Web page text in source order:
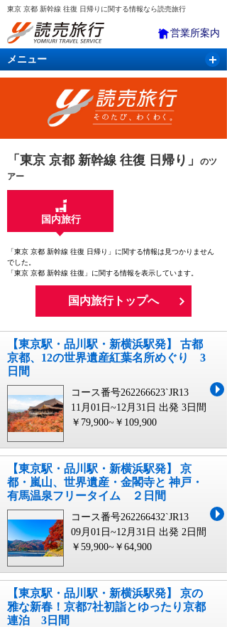
東京 京都 新幹線 往復 日帰りに関する情報なら読売旅行
営業所案内
メニュー
国内旅行 バスツアー 海外旅行
「東京 京都 新幹線 往復 日帰り」
のツ
アー
国内旅行
「東京 京都 新幹線 往復 日帰り」に関する情報は見つかりません
でした。
「東京 京都 新幹線 往復」に関する情報を表示しています。
国内旅行トップへ
【東京駅・品川駅・新横浜駅発】 古都
京都、12の世界遺産紅葉名所めぐり 3
日間
コース番号262266623`JR13
11月01日~12月31日 出発 3日間
￥79,900~￥109,900
【東京駅・品川駅・新横浜駅発】 京
都・嵐山、世界遺産・金閣寺と 神戸・
有馬温泉フリータイム ２日間
コース番号262266432`JR13
09月01日~12月31日 出発 2日間
￥59,900~￥64,900
【東京駅・品川駅・新横浜駅発】 京の
雅な新春！京都7社初詣とゆったり京都
連泊 3日間